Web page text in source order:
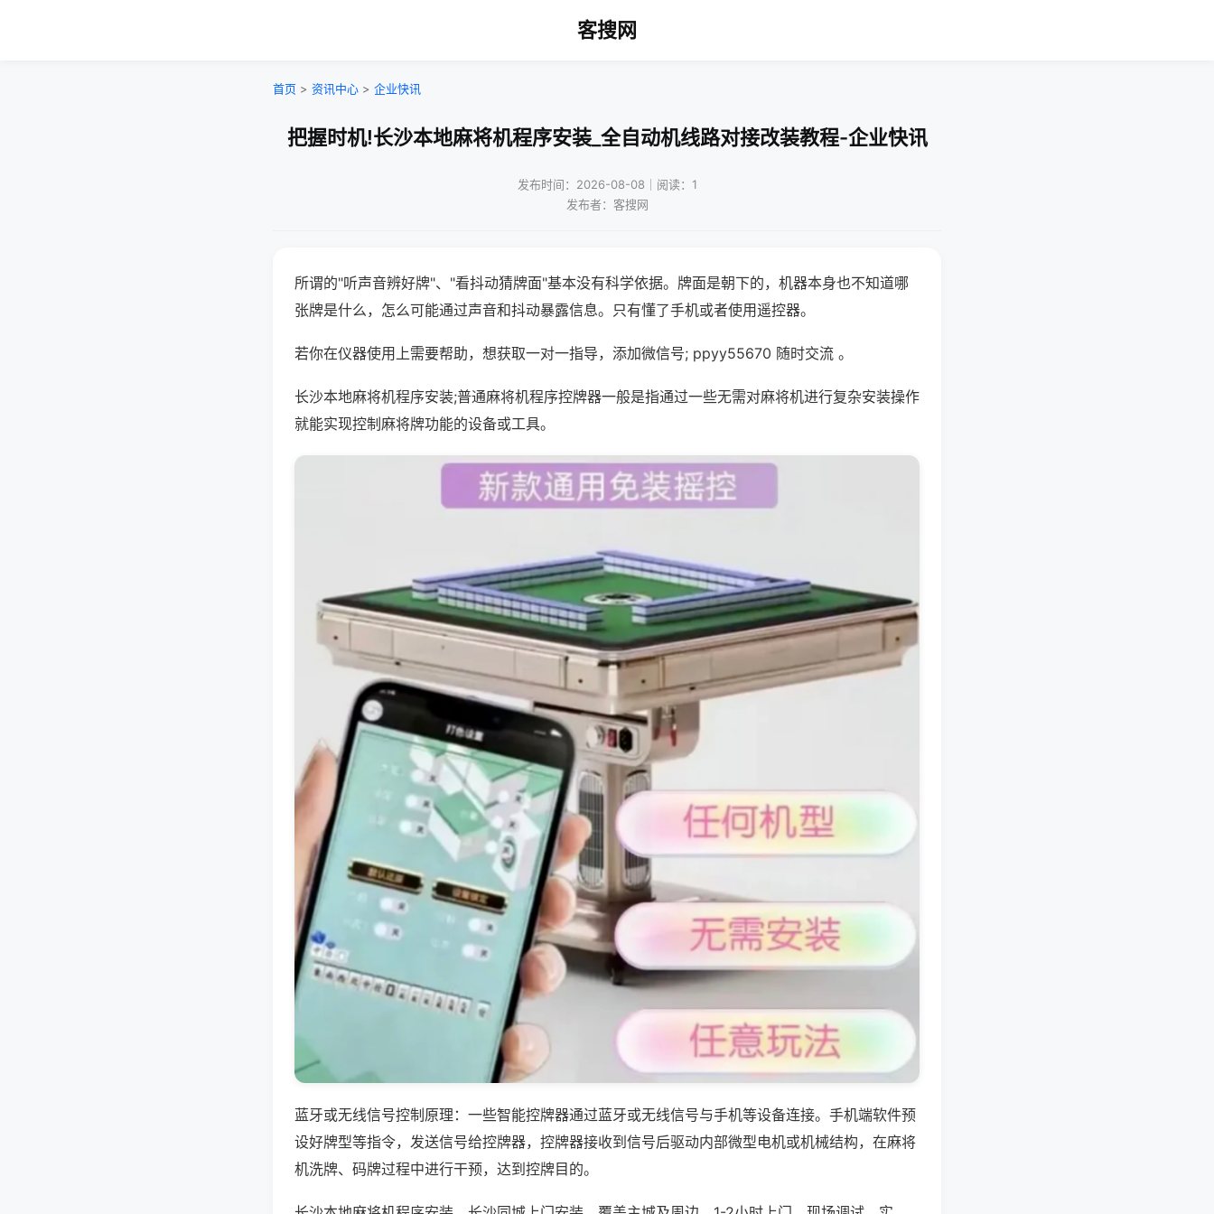
客搜网
首页 > 资讯中心 > 企业快讯
把握时机!长沙本地麻将机程序安装_全自动机线路对接改装教程-企业快讯
发布时间：2026-08-08｜阅读：1
发布者：客搜网
所谓的"听声音辨好牌"、"看抖动猜牌面"基本没有科学依据。牌面是朝下的，机器本身也不知道哪
张牌是什么，怎么可能通过声音和抖动暴露信息。只有懂了手机或者使用遥控器。
若你在仪器使用上需要帮助，想获取一对一指导，添加微信号; ppyy55670 随时交流 。
长沙本地麻将机程序安装;普通麻将机程序控牌器一般是指通过一些无需对麻将机进行复杂安装操作
就能实现控制麻将牌功能的设备或工具。
蓝牙或无线信号控制原理：一些智能控牌器通过蓝牙或无线信号与手机等设备连接。手机端软件预
设好牌型等指令，发送信号给控牌器，控牌器接收到信号后驱动内部微型电机或机械结构，在麻将
机洗牌、码牌过程中进行干预，达到控牌目的。